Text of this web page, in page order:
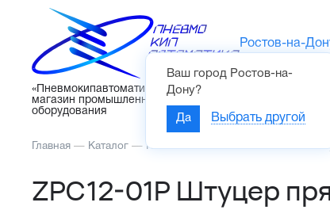
«Пневмокипавтоматика» – интернет-
магазин промышленного
оборудования
Ростов-на-
Ваш город Ростов-на-
Дону?
Да Выбрать другой
Главная — Каталог — Пневмоавтоматика —Фитинги и
ZPC12-01P Штуцер